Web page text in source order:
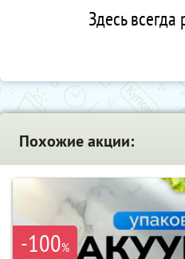
Здесь всегда
Похожие акции:
-100%